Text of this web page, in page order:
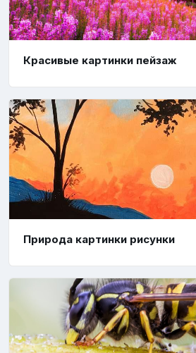
Красивые картинки пейзаж
Природа картинки рисунки